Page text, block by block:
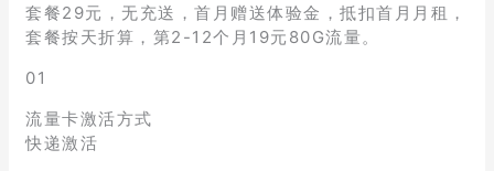
套餐29元，无充送，首月赠送体验金，抵扣首月月租，
套餐按天折算，第2-12个月19元80G流量。
01
流量卡激活方式
快递激活